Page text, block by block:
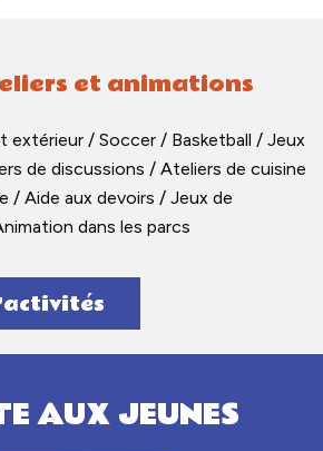
et animations
extérieur / Soccer / Basketball / Jeux
de discussions / Ateliers de cuisine
/ Aide aux devoirs / Jeux de
dans les parcs
AUX JEUNES